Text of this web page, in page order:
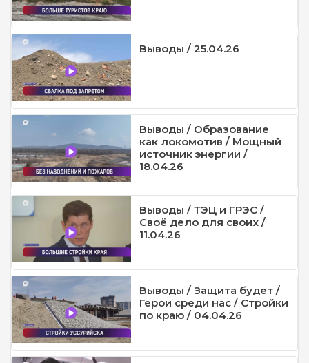
Выводы / 25.04.26
Выводы / Образование
как локомотив / Мощный
источник энергии /
18.04.26
Выводы / ТЭЦ и ГРЭС /
Своё дело для своих /
11.04.26
Выводы / Защита будет /
Герои среди нас / Стройки
по краю / 04.04.26